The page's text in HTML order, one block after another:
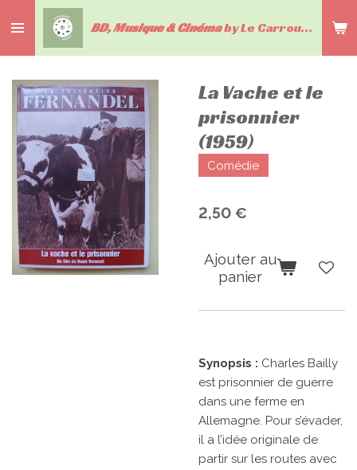
au
contenu
BD, Musique & Cinémaby Le Carrousel du livre
La Vache et le
prisonnier
(1959)
Comédie
2,50 €
Ajouter au
panier
Synopsis : Charles Bailly
est prisonnier de guerre
dans une ferme en
Allemagne. Pour s’évader,
il a l’idée originale de
partir sur les routes avec